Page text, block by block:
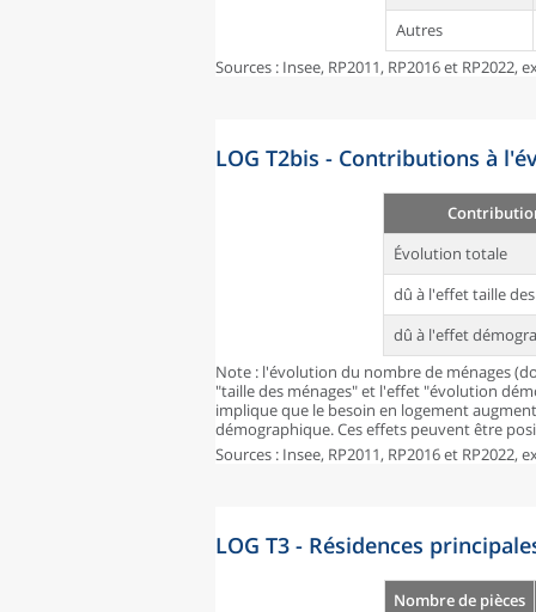
Autres
Sources : Insee, RP2011, RP2016 et
LOG T2bis - Contributions à
Évolution totale
dû à l'effet taille
dû à l'effet
Note : l'évolution du nombre de ménages
"taille des ménages" et l'effet "évolution
implique que le besoin en logement
démographique. Ces effets peuvent être
Sources : Insee, RP2011, RP2016 et
LOG T3 - Résidences
Nombre de pièces